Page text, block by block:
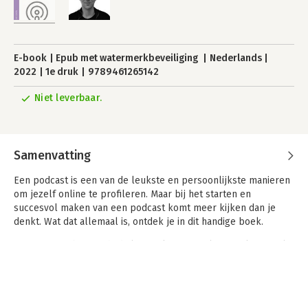
E-book Epub met watermerkbeveiliging
Nederlands
2022
1e druk 9789461265142
Niet leverbaar.
Samenvatting
Een podcast is een van de leukste en persoonlijkste manieren
om jezelf online te profileren. Maar bij het starten en
succesvol maken van een podcast komt meer kijken dan je
denkt. Wat dat allemaal is, ontdek je in dit handige boek.